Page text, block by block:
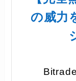
の威力